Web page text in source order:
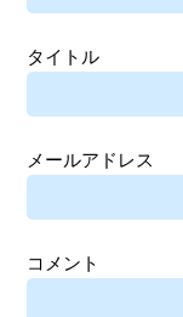
タイトル
メールアドレス
コメント